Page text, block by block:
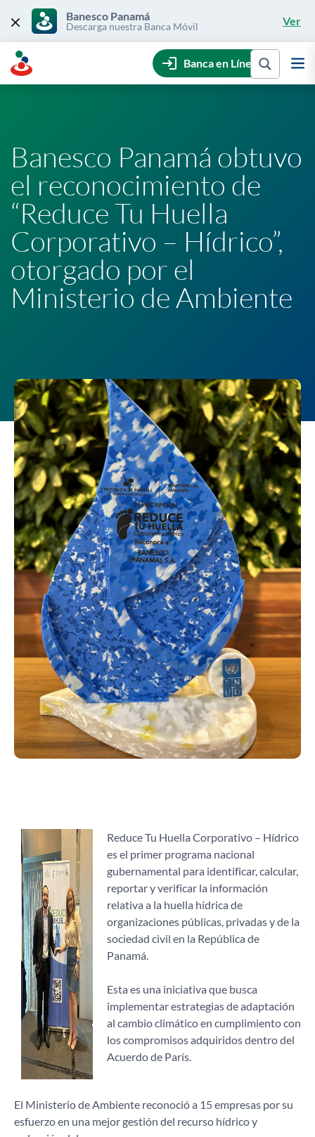
content
Banesco Panamá
Descarga nuestra Banca Móvil Ver
Banca en Línea
Banesco Panamá obtuvo
el reconocimiento de
“Reduce Tu Huella
Corporativo – Hídrico”,
otorgado por el
Ministerio de Ambiente
Reduce Tu Huella Corporativo – Hídrico
es el primer programa nacional
gubernamental para identificar, calcular,
reportar y verificar la información
relativa a la huella hídrica de
organizaciones públicas, privadas y de la
sociedad civil en la República de
Panamá.
Esta es una iniciativa que busca
implementar estrategias de adaptación
al cambio climático en cumplimiento con
los compromisos adquiridos dentro del
Acuerdo de París.
El Ministerio de Ambiente reconoció a 15 empresas por su
esfuerzo en una mejor gestión del recurso hídrico y